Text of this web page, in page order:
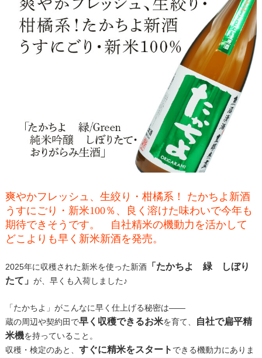
爽やかフレッシュ、生絞り・柑橘系！ たかちよ新酒
うすにごり・新米100％、良く溶けた味わいで今年も
期待できそうです。 自社精米の機動力を活かして
どこよりも早く新米新酒を発売。
2025年に収穫された新米を使った新酒「たかちよ 緑 しぼり
たて」 が、早くも入荷しました♪
「たかちよ」がこんなに早く仕上げる秘密は――
蔵の周辺や契約田で早く収穫できるお米を育て、
自社で扁平精
米機を持っていること。
収穫・検定のあと、 すぐに精米をスタート できる機動力にありま